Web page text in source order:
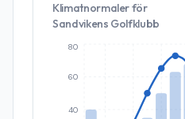
Klimatnormaler för
Sandvikens Golfklubb
40
60
80